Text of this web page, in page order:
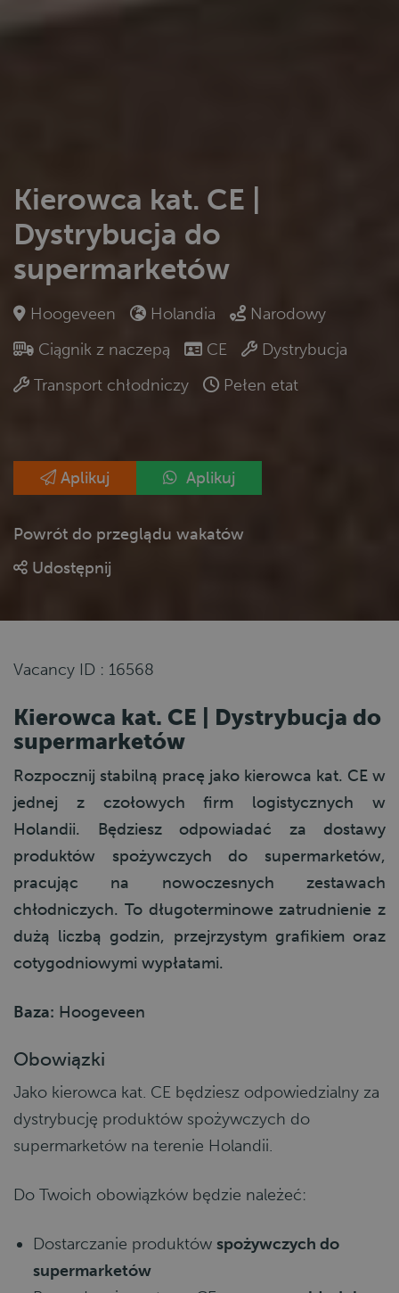
Kierowca kat. CE |
Dystrybucja do
supermarketów
Hoogeveen Holandia
Narodowy
Ciągnik z naczepą
CE
Dystrybucja
Transport chłodniczy
Pełen etat
Aplikuj Aplikuj
Powrót do przeglądu wakatów
Udostępnij
Vacancy ID : 16568
Kierowca kat. CE | Dystrybucja do
supermarketów
Rozpocznij stabilną pracę jako kierowca kat. CE w
jednej z czołowych firm logistycznych w
Holandii. Będziesz odpowiadać za dostawy
produktów spożywczych do supermarketów,
pracując na nowoczesnych zestawach
chłodniczych. To długoterminowe zatrudnienie z
dużą liczbą godzin, przejrzystym grafikiem oraz
cotygodniowymi wypłatami.
Baza: Hoogeveen
Obowiązki
Jako kierowca kat. CE będziesz odpowiedzialny za
dystrybucję produktów spożywczych do
supermarketów na terenie Holandii.
Do Twoich obowiązków będzie należeć:
Dostarczanie produktów spożywczych do
supermarketów